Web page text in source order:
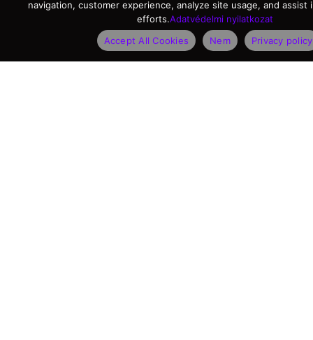
navigation, customer experience, analyze site usage, and assist
efforts.Adatvédelmi nyilatkozat
Accept All Cookies
Nem Privacy policy